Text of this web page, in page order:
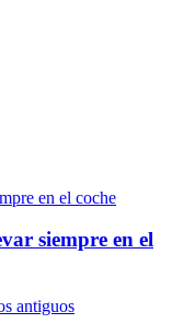
siempre en el